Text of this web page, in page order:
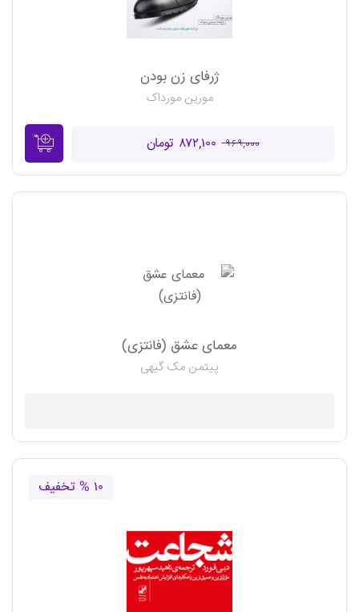
ژرفای زن بودن
مورین مورداک
۹۶۹,۰۰۰ ۸۷۲,۱۰۰ تومان
معمای عشق (فانتزی)
پیتمن مک گیهی
۱۰ % تخفیف